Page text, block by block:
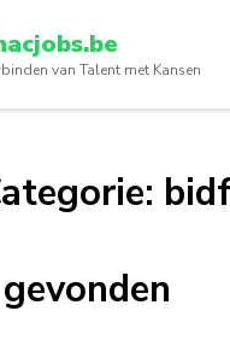
van Talent met Kansen